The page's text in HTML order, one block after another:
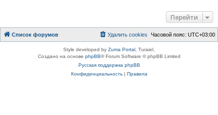
Перейти
Список форумов Часовой пояс: UTC+03:00
Удалить cookies
Style developed by Zuma Portal , Turaiel,
Создано на основе phpBB® Forum Software © phpBB Limited
Русская поддержка phpBB
Конфиденциальность| Правила